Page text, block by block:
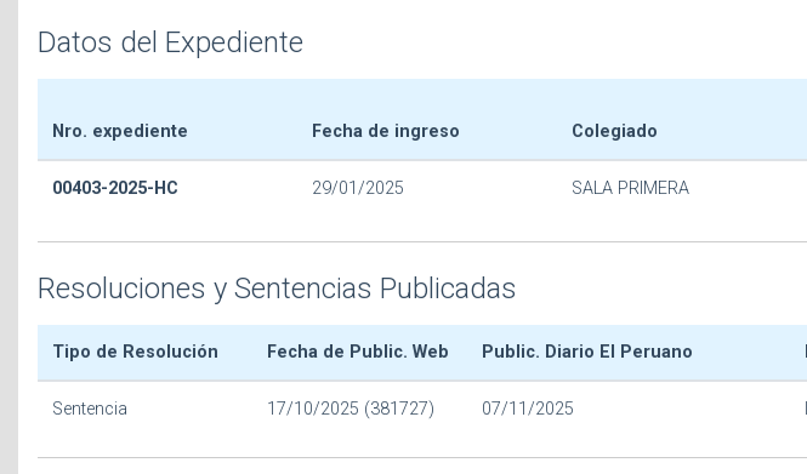
Datos del Expediente
Nro. expediente Fecha de ingreso Colegiado
00403-2025-HC 29/01/2025 SALA PRIMERA
Resoluciones y Sentencias Publicadas
Tipo de Resolución Fecha de Public. Web Public. Diario El Peruano
Sentencia 17/10/2025 (381727) 07/11/2025